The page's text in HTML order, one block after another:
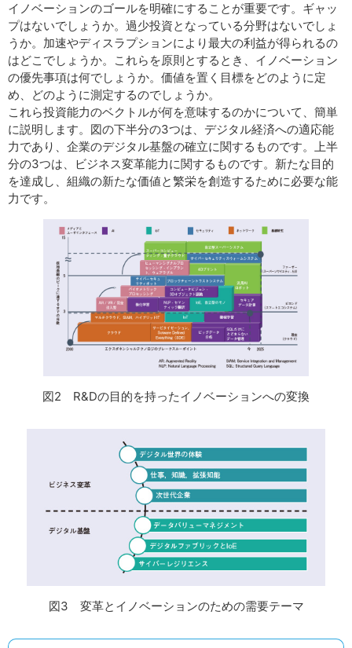
イノベーションのゴールを明確にすることが重要です。ギャッ
プはないでしょうか。過少投資となっている分野はないでしょ
うか。加速やディスラプションにより最大の利益が得られるの
はどこでしょうか。これらを原則とするとき、イノベーション
の優先事項は何でしょうか。価値を置く目標をどのように定
め、どのように測定するのでしょうか。
これら投資能力のベクトルが何を意味するのかについて、簡単
に説明します。図の下半分の3つは、デジタル経済への適応能
力であり、企業のデジタル基盤の確立に関するものです。上半
分の3つは、ビジネス変革能力に関するものです。新たな目的
を達成し、組織の新たな価値と繁栄を創造するために必要な能
力です。
図2 R&Dの目的を持ったイノベーションへの変換
図3 変革とイノベーションのための需要テーマ